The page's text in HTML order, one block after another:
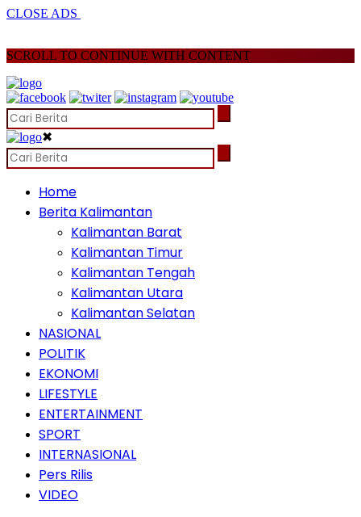
CLOSE ADS
SCROLL TO CONTINUE WITH CONTENT
✖
Home
Berita Kalimantan
Kalimantan Barat
Kalimantan Timur
Kalimantan Tengah
Kalimantan Utara
Kalimantan Selatan
NASIONAL
POLITIK
EKONOMI
LIFESTYLE
ENTERTAINMENT
SPORT
INTERNASIONAL
Pers Rilis
VIDEO